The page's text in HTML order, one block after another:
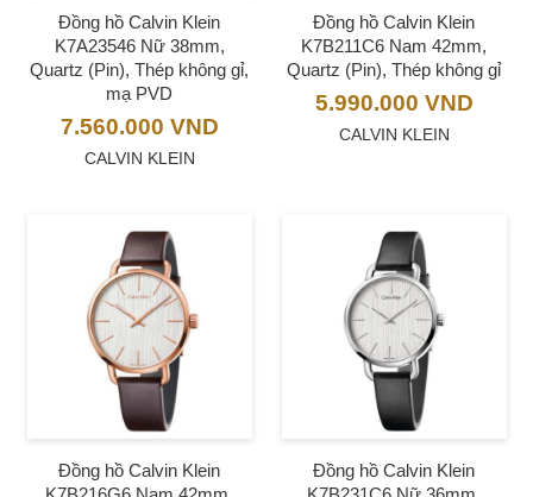
Đồng hồ Calvin Klein
K7A23546 Nữ 38mm,
Quartz (Pin), Thép không gỉ,
mạ PVD
7.560.000 VND
CALVIN KLEIN
Đồng hồ Calvin Klein
K7B211C6 Nam 42mm,
Quartz (Pin), Thép không gỉ
5.990.000 VND
CALVIN KLEIN
Đồng hồ Calvin Klein
Đồng hồ Calvin Klein